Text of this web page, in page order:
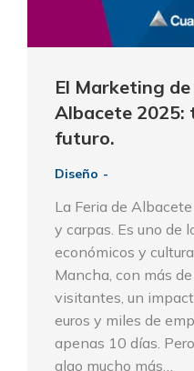
El Marketing
Albacete 2025:
futuro.
Diseño
La Feria de
y carpas. Es uno de
económicos y
Mancha, con más
visitantes, un
euros y miles de
apenas 10 días.
algo mucho más…